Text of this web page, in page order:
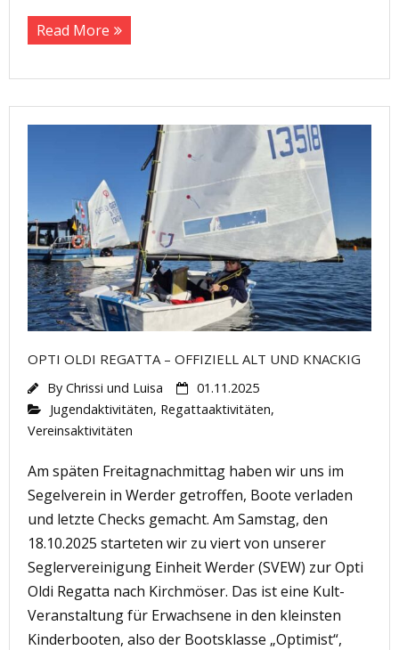
Read More
OPTI OLDI REGATTA – OFFIZIELL ALT UND KNACKIG
By Chrissi und Luisa
01.11.2025
Jugendaktivitäten, Regattaaktivitäten,
Vereinsaktivitäten
Am späten Freitagnachmittag haben wir uns im
Segelverein in Werder getroffen, Boote verladen
und letzte Checks gemacht. Am Samstag, den
18.10.2025 starteten wir zu viert von unserer
Seglervereinigung Einheit Werder (SVEW) zur Opti
Oldi Regatta nach Kirchmöser. Das ist eine Kult-
Veranstaltung für Erwachsene in den kleinsten
Kinderbooten, also der Bootsklasse „Optimist“,